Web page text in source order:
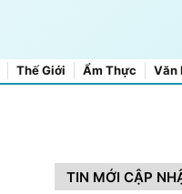
Thế Giới Ẩm Thực Văn
TIN MỚI CẬP